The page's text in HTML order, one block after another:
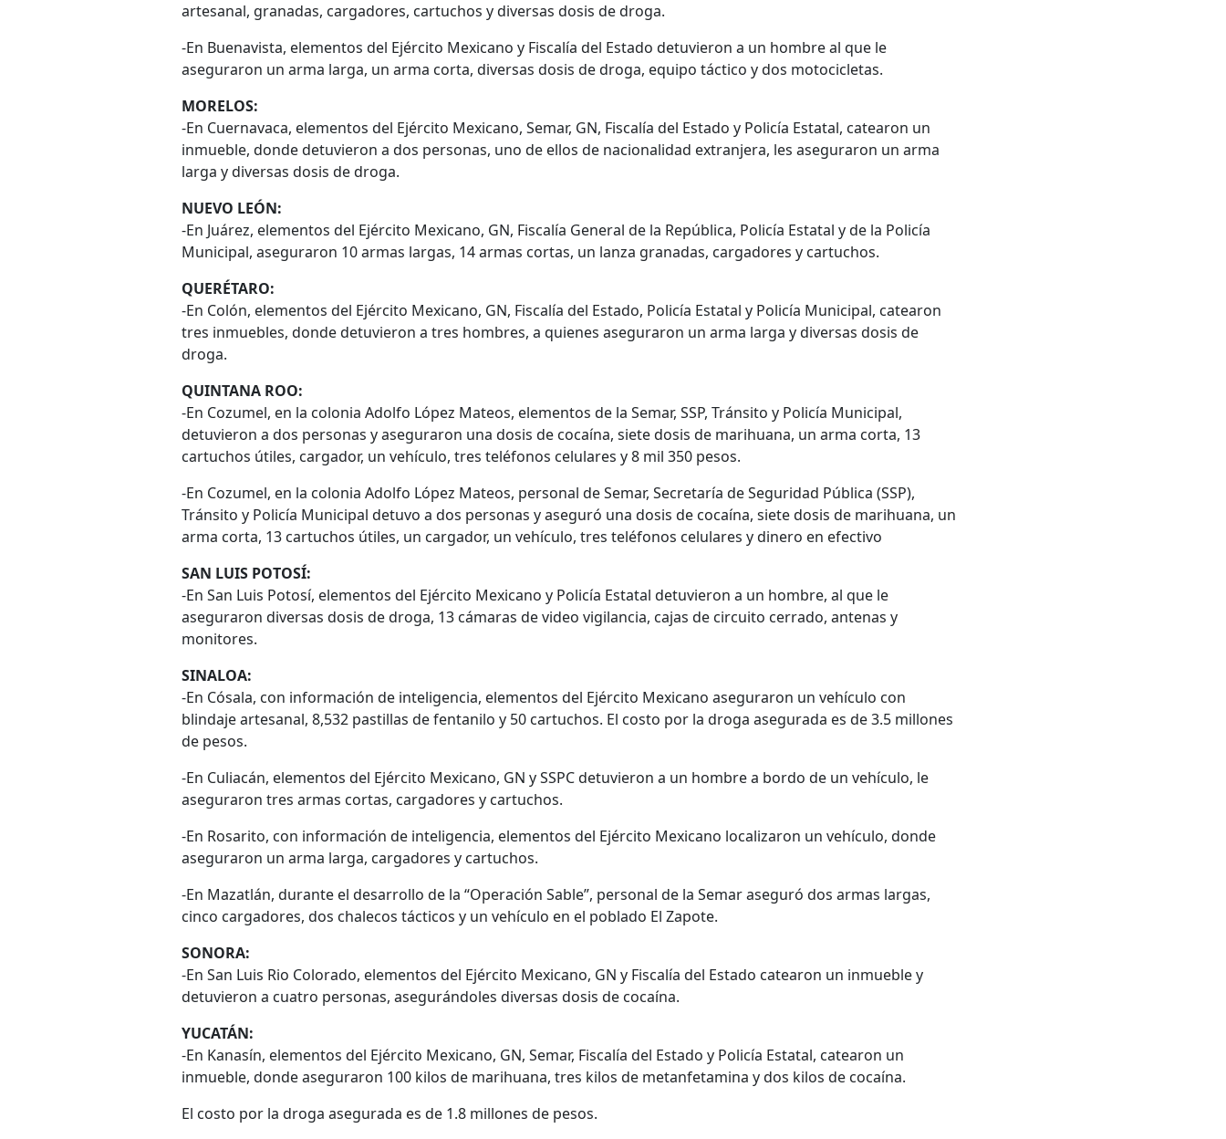
artesanal, granadas, cargadores, cartuchos y diversas dosis de droga.
-En Buenavista, elementos del Ejército Mexicano y Fiscalía del Estado detuvieron a un hombre al que le
aseguraron un arma larga, un arma corta, diversas dosis de droga, equipo táctico y dos motocicletas.
MORELOS:
-En Cuernavaca, elementos del Ejército Mexicano, Semar, GN, Fiscalía del Estado y Policía Estatal, catearon un
inmueble, donde detuvieron a dos personas, uno de ellos de nacionalidad extranjera, les aseguraron un arma
larga y diversas dosis de droga.
NUEVO LEÓN:
-En Juárez, elementos del Ejército Mexicano, GN, Fiscalía General de la República, Policía Estatal y de la Policía
Municipal, aseguraron 10 armas largas, 14 armas cortas, un lanza granadas, cargadores y cartuchos.
QUERÉTARO:
-En Colón, elementos del Ejército Mexicano, GN, Fiscalía del Estado, Policía Estatal y Policía Municipal, catearon
tres inmuebles, donde detuvieron a tres hombres, a quienes aseguraron un arma larga y diversas dosis de
droga.
QUINTANA ROO:
-En Cozumel, en la colonia Adolfo López Mateos, elementos de la Semar, SSP, Tránsito y Policía Municipal,
detuvieron a dos personas y aseguraron una dosis de cocaína, siete dosis de marihuana, un arma corta, 13
cartuchos útiles, cargador, un vehículo, tres teléfonos celulares y 8 mil 350 pesos.
-En Cozumel, en la colonia Adolfo López Mateos, personal de Semar, Secretaría de Seguridad Pública (SSP),
Tránsito y Policía Municipal detuvo a dos personas y aseguró una dosis de cocaína, siete dosis de marihuana, un
arma corta, 13 cartuchos útiles, un cargador, un vehículo, tres teléfonos celulares y dinero en efectivo
SAN LUIS POTOSÍ:
-En San Luis Potosí, elementos del Ejército Mexicano y Policía Estatal detuvieron a un hombre, al que le
aseguraron diversas dosis de droga, 13 cámaras de video vigilancia, cajas de circuito cerrado, antenas y
monitores.
SINALOA:
-En Cósala, con información de inteligencia, elementos del Ejército Mexicano aseguraron un vehículo con
blindaje artesanal, 8,532 pastillas de fentanilo y 50 cartuchos. El costo por la droga asegurada es de 3.5 millones
de pesos.
-En Culiacán, elementos del Ejército Mexicano, GN y SSPC detuvieron a un hombre a bordo de un vehículo, le
aseguraron tres armas cortas, cargadores y cartuchos.
-En Rosarito, con información de inteligencia, elementos del Ejército Mexicano localizaron un vehículo, donde
aseguraron un arma larga, cargadores y cartuchos.
-En Mazatlán, durante el desarrollo de la “Operación Sable”, personal de la Semar aseguró dos armas largas,
cinco cargadores, dos chalecos tácticos y un vehículo en el poblado El Zapote.
SONORA:
-En San Luis Rio Colorado, elementos del Ejército Mexicano, GN y Fiscalía del Estado catearon un inmueble y
detuvieron a cuatro personas, asegurándoles diversas dosis de cocaína.
YUCATÁN:
-En Kanasín, elementos del Ejército Mexicano, GN, Semar, Fiscalía del Estado y Policía Estatal, catearon un
inmueble, donde aseguraron 100 kilos de marihuana, tres kilos de metanfetamina y dos kilos de cocaína.
El costo por la droga asegurada es de 1.8 millones de pesos.